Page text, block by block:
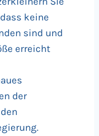
keine
sind und
erreicht
der